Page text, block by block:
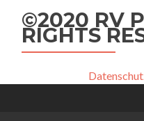
©2020 RV
RIGHTS